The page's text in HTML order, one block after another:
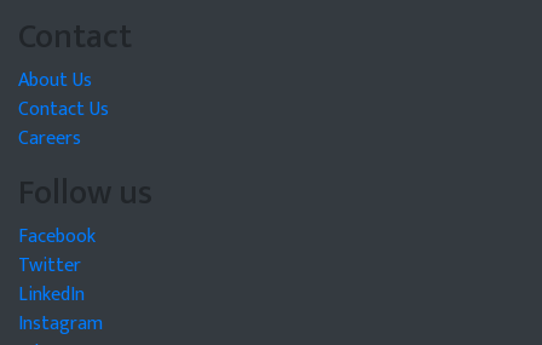
Contact
About Us
Contact Us
Careers
Follow us
Facebook
Twitter
LinkedIn
Instagram